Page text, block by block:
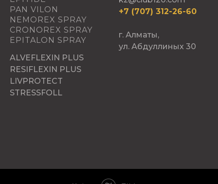
PAN VILON
NEMOREX SPRAY
CRONOREX SPRAY
EPITALON SPRAY
ALVEFLEXIN PLUS
RESIFLEXIN PLUS
LIVPROTECT
STRESSFOLL
+7 (707) 312-26-60
г. Алматы,
ул. Абдуллиных 30